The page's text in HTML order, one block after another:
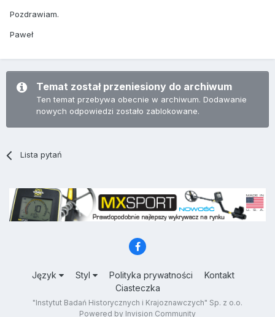
Pozdrawiam.
Paweł
Temat został przeniesiony do archiwum
Ten temat przebywa obecnie w archiwum. Dodawanie
nowych odpowiedzi zostało zablokowane.
Lista pytań
Język Styl Polityka prywatności
Kontakt
Ciasteczka
"Instytut Badań Historycznych i Krajoznawczych" Sp. z o.o.
Powered by Invision Community